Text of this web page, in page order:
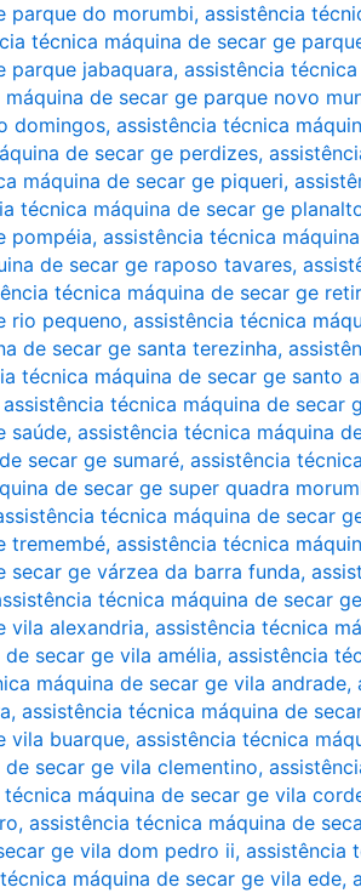
parque do morumbi, assistência
técnica máquina de secar ge
parque jabaquara, assistência
de secar ge parque novo
domingos, assistência técnica
de secar ge perdizes,
máquina de secar ge piqueri,
técnica máquina de secar ge
pompéia, assistência técnica
de secar ge raposo tavares,
técnica máquina de secar ge
rio pequeno, assistência técnica
de secar ge santa terezinha,
técnica máquina de secar ge santo
assistência técnica máquina de secar
saúde, assistência técnica máquina
secar ge sumaré, assistência
de secar ge super quadra
técnica máquina de secar
tremembé, assistência técnica
secar ge várzea da barra funda,
técnica máquina de secar
vila alexandria, assistência técnica
secar ge vila amélia, assistência
máquina de secar ge vila andrade,
, assistência técnica máquina de
vila buarque, assistência técnica
secar ge vila clementino,
técnica máquina de secar ge vila
, assistência técnica máquina de
ge vila dom pedro ii, assistência
máquina de secar ge vila ede,